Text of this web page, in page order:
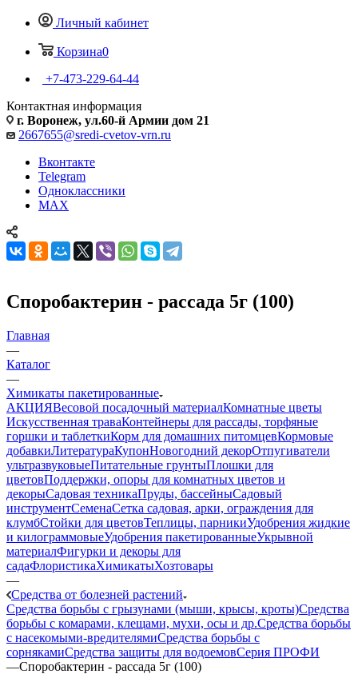
Личный кабинет
Корзина0
+7-473-229-64-44
Контактная информация
г. Воронеж, ул.60-й Армии дом 21
2667655@sredi-cvetov-vrn.ru
Вконтакте
Telegram
Одноклассники
MAX
Споробактерин - рассада 5г (100)
Главная
—
Каталог
—
Химикаты пакетированные
АКЦИЯВесовой посадочный материалКомнатные цветы
Искусственная траваКонтейнеры для рассады, торфяные
горшки и таблеткиКорм для домашних питомцевКормовые
добавкиЛитератураКупонНовогодний декорОтпугиватели
ультразвуковыеПитательные грунтыПлошки для
цветовПоддержки, опоры для комнатных цветов и
декорыСадовая техникаПруды, бассейныСадовый
инструментСеменаСетка садовая, арки, ограждения для
клумбСтойки для цветовТеплицы, парникиУдобрения жидкие
и килограммовыеУдобрения пакетированныеУкрывной
материалФигурки и декоры для
садаФлористикаХимикатыХозтовары
—
Средства от болезней растений
Средства борьбы с грызунами (мыши, крысы, кроты)Средства
борьбы с комарами, клещами, мухи, осы и др.Средства борьбы
с насекомыми-вредителямиСредства борьбы с
сорнякамиСредства защиты для водоемовСерия ПРОФИ
—Споробактерин - рассада 5г (100)